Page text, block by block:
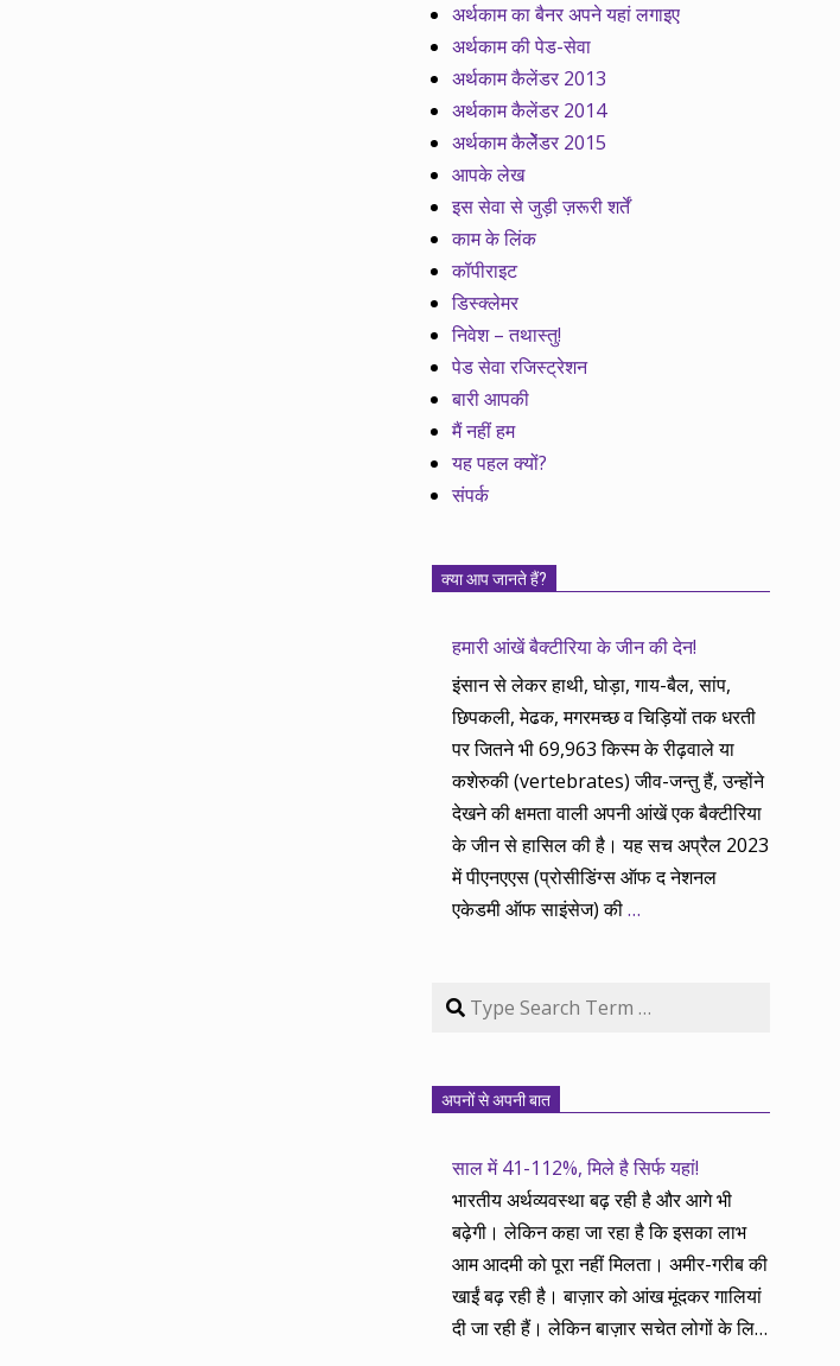
अर्थकाम का बैनर अपने यहां लगाइए
अर्थकाम की पेड-सेवा
अर्थकाम कैलेंडर 2013
अर्थकाम कैलेंडर 2014
अर्थकाम कैलेेंडर 2015
आपके लेख
इस सेवा से जुड़ी ज़रूरी शर्तें
काम के लिंक
कॉपीराइट
डिस्क्लेमर
निवेश – तथास्तु!
पेड सेवा रजिस्ट्रेशन
बारी आपकी
मैं नहीं हम
यह पहल क्यों?
संपर्क
क्या आप जानते हैं?
हमारी आंखें बैक्टीरिया के जीन की देन!
इंसान से लेकर हाथी, घोड़ा, गाय-बैल, सांप,
छिपकली, मेढक, मगरमच्छ व चिड़ियों तक धरती
पर जितने भी 69,963 किस्म के रीढ़वाले या
कशेरुकी (vertebrates) जीव-जन्तु हैं, उन्होंने
देखने की क्षमता वाली अपनी आंखें एक बैक्टीरिया
के जीन से हासिल की है। यह सच अप्रैल 2023
में पीएनएएस (प्रोसीडिंग्स ऑफ द नेशनल
एकेडमी ऑफ साइंसेज) की…
Search
अपनों से अपनी बात
साल में 41-112%, मिले है सिर्फ यहां!
भारतीय अर्थव्यवस्था बढ़ रही है और आगे भी
बढ़ेगी। लेकिन कहा जा रहा है कि इसका लाभ
आम आदमी को पूरा नहीं मिलता। अमीर-गरीब की
खाईं बढ़ रही है। बाज़ार को आंख मूंदकर गालियां
दी जा रही हैं। लेकिन बाज़ार सचेत लोगों के लिए